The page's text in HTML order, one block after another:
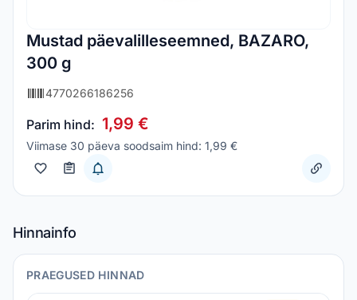
Mustad päevalilleseemned, BAZARO,
300 g
4770266186256
Parim hind: 1,99 €
Viimase 30 päeva soodsaim hind: 1,99 €
Hinnainfo
PRAEGUSED HINNAD